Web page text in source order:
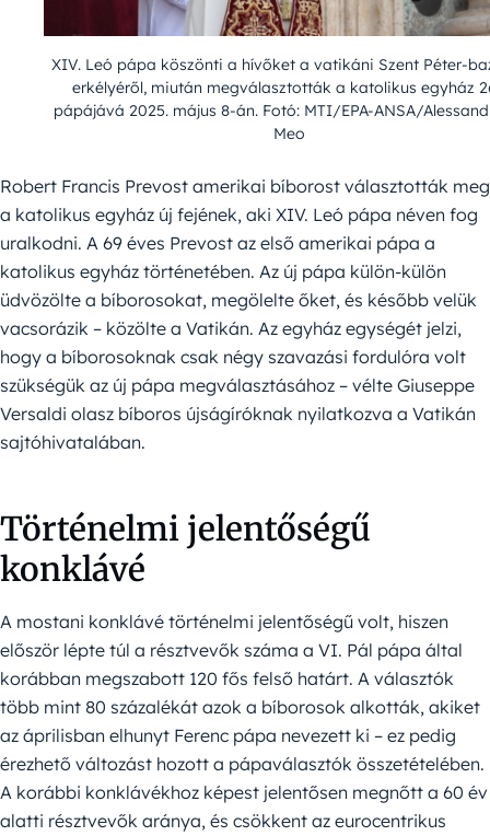
XIV. Leó pápa köszönti a hívőket a vatikáni Szent Péter-
erkélyéről, miután megválasztották a katolikus egyház
pápájává 2025. május 8-án. Fotó: MTI/EPA-ANSA/
Meo
Robert Francis Prevost amerikai bíborost választották meg
a katolikus egyház új fejének, aki XIV. Leó pápa néven fog
uralkodni. A 69 éves Prevost az első amerikai pápa a
katolikus egyház történetében. Az új pápa külön-külön
üdvözölte a bíborosokat, megölelte őket, és később velük
vacsorázik – közölte a Vatikán. Az egyház egységét jelzi,
hogy a bíborosoknak csak négy szavazási fordulóra volt
szükségük az új pápa megválasztásához – vélte Giuseppe
Versaldi olasz bíboros újságíróknak nyilatkozva a Vatikán
sajtóhivatalában.
Történelmi jelentőségű
konklávé
A mostani konklávé történelmi jelentőségű volt, hiszen
először lépte túl a résztvevők száma a VI. Pál pápa által
korábban megszabott 120 fős felső határt. A választók
több mint 80 százalékát azok a bíborosok alkották, akiket
az áprilisban elhunyt Ferenc pápa nevezett ki – ez pedig
érezhető változást hozott a pápaválasztók összetételében.
A korábbi konklávékhoz képest jelentősen megnőtt a 60 év
alatti résztvevők aránya, és csökkent az eurocentrikus